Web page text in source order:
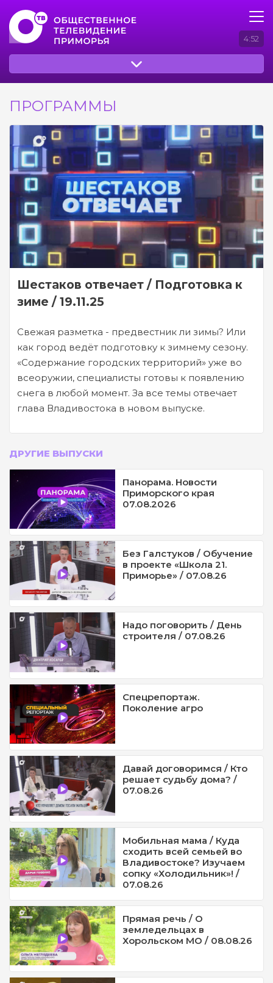
4:52
ПРОГРАММЫ
Шестаков отвечает / Подготовка к
зиме / 19.11.25
Свежая разметка - предвестник ли зимы? Или
как город ведёт подготовку к зимнему сезону.
«Содержание городских территорий» уже во
всеоружии, специалисты готовы к появлению
снега в любой момент. За все темы отвечает
глава Владивостока в новом выпуске.
ДРУГИЕ ВЫПУСКИ
Панорама. Новости
Приморского края
07.08.2026
Без Галстуков / Обучение
в проекте «Школа 21.
Приморье» / 07.08.26
Надо поговорить / День
строителя / 07.08.26
Спецрепортаж.
Поколение агро
Давай договоримся / Кто
решает судьбу дома? /
07.08.26
Мобильная мама / Куда
сходить всей семьей во
Владивостоке? Изучаем
сопку «Холодильник»! /
07.08.26
Прямая речь / О
земледельцах в
Хорольском МО / 08.08.26